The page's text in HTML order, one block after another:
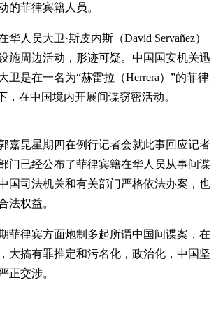
的菲律宾籍人员。
人员大卫·斯皮内斯（David Servañez）
施周边活动，形迹可疑。中国国安机关迅
卫是在一名为“赫雷拉（Herrera）”的菲律
，在中国境内开展间谍窃密活动。
嘉昆星期四在例行记者会就此事回应记者
门已经公布了菲律宾籍在华人员从事间谍
国司法机关和有关部门严格依法办案，也
合法权益。
菲律宾方面炮制多起所谓中国间谍案，在
大搞有罪推定和污名化，政治化，中国坚
正交涉。